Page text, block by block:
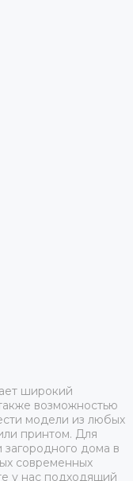
широкий
возможностью
модели из любых
принтом. Для
дома в
современных
у нас подходящий